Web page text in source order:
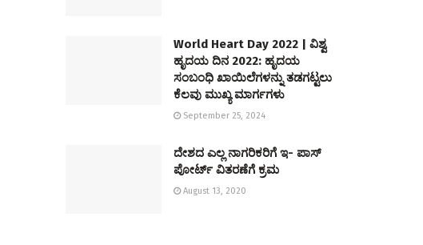
World Heart Day 2022 | ವಿಶ್ವ
ಹೃದಯ ದಿನ 2022: ಹೃದಯ
ಸಂಬಂಧಿ ಖಾಯಿಲೆಗಳನ್ನು ತಡಗಟ್ಟಲು
ಕೆಲವು ಮುಖ್ಯ ಮಾರ್ಗಗಳು
September 25, 2024
ದೇಶದ ಎಲ್ಲ ನಾಗರಿಕರಿಗೆ ಇ- ಪಾಸ್
ಪೋರ್ಟ್ ವಿತರಣೆಗೆ ಕ್ರಮ
August 13, 2020